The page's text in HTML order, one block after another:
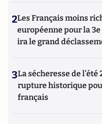
2Les Français moins
européenne pour la
ira le grand
3La sécheresse de
rupture historique
français